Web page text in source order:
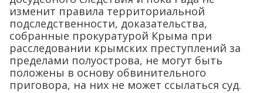
изменит правила территориальной
подследственности, доказательства,
собранные прокуратурой Крыма при
расследовании крымских преступлений за
пределами полуострова, не могут быть
положены в основу обвинительного
приговора, на них не может ссылаться суд.